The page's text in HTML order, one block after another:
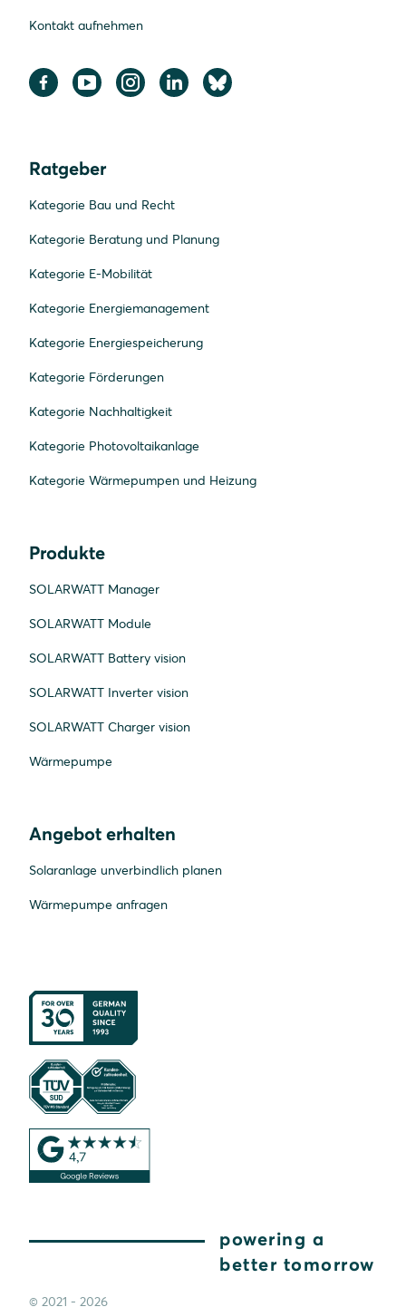
Kontakt aufnehmen
Ratgeber
Kategorie Bau und Recht
Kategorie Beratung und Planung
Kategorie E-Mobilität
Kategorie Energiemanagement
Kategorie Energiespeicherung
Kategorie Förderungen
Kategorie Nachhaltigkeit
Kategorie Photovoltaikanlage
Kategorie Wärmepumpen und Heizung
Produkte
SOLARWATT Manager
SOLARWATT Module
SOLARWATT Battery vision
SOLARWATT Inverter vision
SOLARWATT Charger vision
Wärmepumpe
Angebot erhalten
Solaranlage unverbindlich planen
Wärmepumpe anfragen
powering a
better tomorrow
© 2021 - 2026